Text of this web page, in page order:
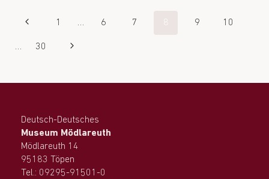
1 … 6 7 8 9 10
… 30
Deutsch-Deutsches
Museum Mödlareuth
Mödlareuth 14
95183 Töpen
Tel.: 09295-91501-0